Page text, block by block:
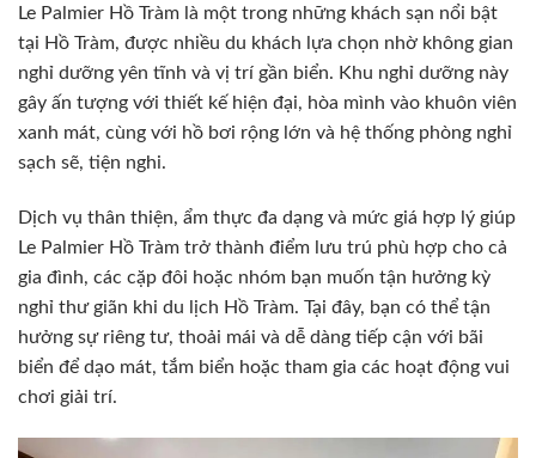
Le Palmier Hồ Tràm là một trong những khách sạn nổi bật
tại Hồ Tràm, được nhiều du khách lựa chọn nhờ không gian
nghỉ dưỡng yên tĩnh và vị trí gần biển. Khu nghỉ dưỡng này
gây ấn tượng với thiết kế hiện đại, hòa mình vào khuôn viên
xanh mát, cùng với hồ bơi rộng lớn và hệ thống phòng nghỉ
sạch sẽ, tiện nghi.
Dịch vụ thân thiện, ẩm thực đa dạng và mức giá hợp lý giúp
Le Palmier Hồ Tràm trở thành điểm lưu trú phù hợp cho cả
gia đình, các cặp đôi hoặc nhóm bạn muốn tận hưởng kỳ
nghỉ thư giãn khi du lịch Hồ Tràm. Tại đây, bạn có thể tận
hưởng sự riêng tư, thoải mái và dễ dàng tiếp cận với bãi
biển để dạo mát, tắm biển hoặc tham gia các hoạt động vui
chơi giải trí.